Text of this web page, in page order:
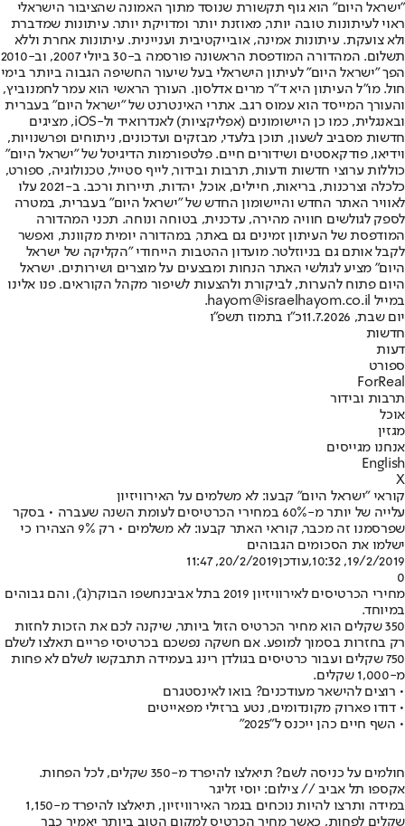
"ישראל היום" הוא גוף תקשורת שנוסד מתוך האמונה שהציבור הישראלי
ראוי לעיתונות טובה יותר, מאוזנת יותר ומדויקת יותר. עיתונות שמדברת
ולא צועקת. עיתונות אמינה, אובייקטיבית ועניינית. עיתונות אחרת וללא
תשלום. המהדורה המודפסת הראשונה פורסמה ב-30 ביולי 2007, וב-2010
הפך "ישראל היום" לעיתון הישראלי בעל שיעור החשיפה הגבוה ביותר בימי
חול. מו"ל העיתון היא ד"ר מרים אדלסון. העורך הראשי הוא עמר לחמנוביץ,
והעורך המייסד הוא עמוס רגב. אתרי האינטרנט של "ישראל היום" בעברית
ובאנגלית, כמו כן היישומונים (אפליקציות) לאנדרואיד ול-iOS, מציגים
חדשות מסביב לשעון, תוכן בלעדי, מבזקים ועדכונים, ניתוחים ופרשנויות,
וידיאו, פודקאסטים ושידורים חיים. פלטפורמות הדיגיטל של "ישראל היום"
כוללות ערוצי חדשות ודעות, תרבות ובידור, לייף סטייל, טכנולוגיה, ספורט,
כלכלה וצרכנות, בריאות, חיילים, אוכל, יהדות, תיירות ורכב. ב-2021 עלו
לאוויר האתר החדש והיישומון החדש של "ישראל היום" בעברית, במטרה
לספק לגולשים חוויה מהירה, עדכנית, בטוחה ונוחה. תכני המהדורה
המודפסת של העיתון זמינים גם באתר, במהדורה יומית מקוונת, ואפשר
לקבל אותם גם בניוזלטר. מועדון ההטבות הייחודי "הקליקה של ישראל
היום" מציע לגולשי האתר הנחות ומבצעים על מוצרים ושירותים. ישראל
היום פתוח להערות, לביקורת ולהצעות לשיפור מקהל הקוראים. פנו אלינו
במייל hayom@israelhayom.co.il.
יום שבת, 11.7.2026
כ"ו בתמוז תשפ"ו
חדשות
דעות
ספורט
ForReal
תרבות ובידור
אוכל
מגזין
אנחנו מגייסים
English
X
קוראי "ישראל היום" קבעו: לא משלמים על האירוויזיון
עלייה של יותר מ-60% במחירי הכרטיסים לעומת השנה שעברה • בסקר
שפרסמנו זה מכבר, קוראי האתר קבעו: לא משלמים • רק 9% הצהירו כי
ישלמו את הסכומים הגבוהים
19/2/2019, 10:32
,עודכן20/2/2019, 11:47
0
מחירי הכרטיסים לאירוויזיון 2019 בתל אביב
נחשפו הבוקר(ג'), והם גבוהים
במיוחד.
350 שקלים הוא מחיר הכרטיס הזול ביותר, שיקנה לכם את הזכות לחזות
רק בחזרות בסמוך למופע. אם חשקה נפשכם בכרטיסי פריים תאלצו לשלם
750 שקלים ועבור כרטיסים בגולדן רינג בעמידה תתבקשו לשלם לא פחות
מ-1,000 שקלים.
• רוצים להישאר מעודכנים? בואו לאינסטגרם
• דודו פארוק מקונדומים, נטע ברזילי מפאייטים
• השף חיים כהן ייכנס ל"2025"
חולמים על כניסה לשם? תיאלצו להיפרד מ-350 שקלים, לכל הפחות.
אקספו תל אביב // צילום: יוסי זליגר
במידה ותרצו להיות נוכחים בגמר האירוויזיון, תיאלצו להיפרד מ-1,150
שקלים לפחות, כאשר מחיר הכרטיס למקום הטוב ביותר יאמיר כבר